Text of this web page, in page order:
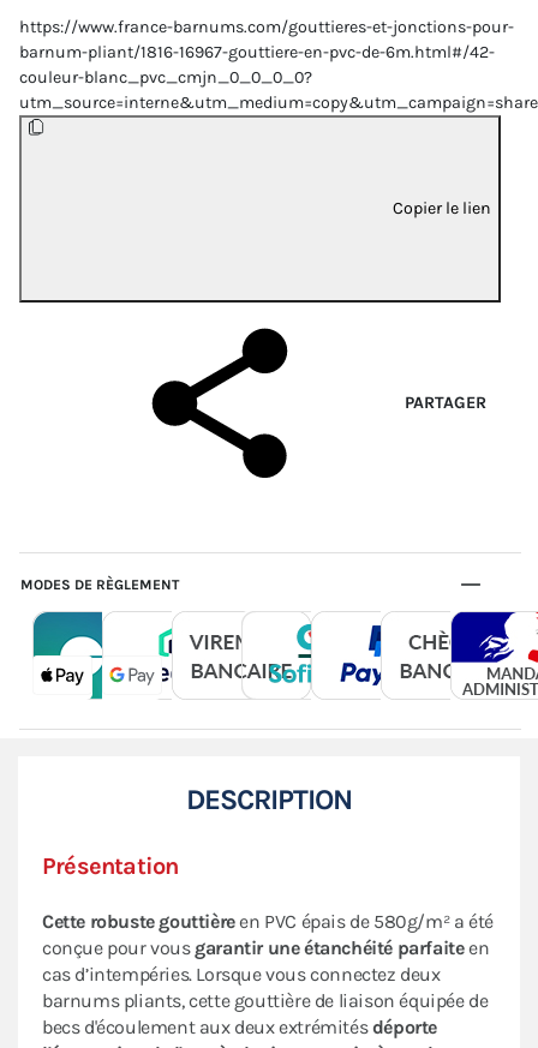
https://www.france-barnums.com/gouttieres-et-jonctions-pour-
barnum-pliant/1816-16967-gouttiere-en-pvc-de-6m.html#/42-
couleur-blanc_pvc_cmjn_0_0_0_0?
Copier le lien
PARTAGER
MODES DE RÈGLEMENT
DESCRIPTION
Présentation
Cette robuste gouttièreen PVC épais de 580g/m² a été
conçue pour vousgarantir une étanchéité parfaiteen
cas d’intempéries. Lorsque vous connectez deux
barnums pliants, cette gouttière de liaison équipée de
becs d'écoulement aux deux extrémitésdéporte